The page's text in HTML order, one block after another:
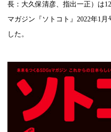
長：大久保清彦、指出一正）は
マガジン『ソトコト』2022年1
した。